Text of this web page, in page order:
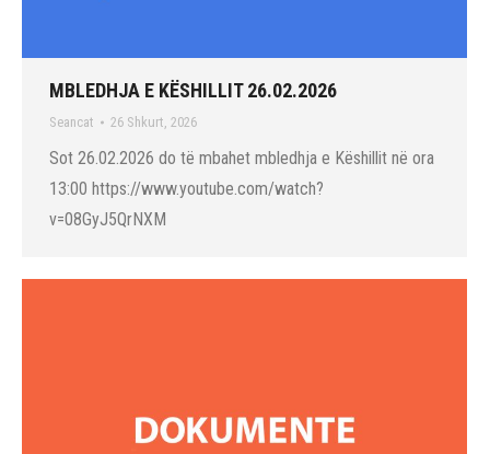
MBLEDHJA E KËSHILLIT 26.02.2026
Seancat 26 Shkurt, 2026
Sot 26.02.2026 do të mbahet mbledhja e Këshillit në ora
13:00 https://www.youtube.com/watch?
v=08GyJ5QrNXM